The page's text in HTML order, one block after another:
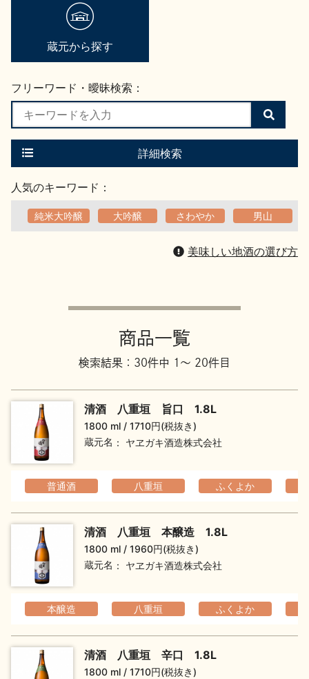
地酒用語集
お楽しみコンテンツ
歳時記 地酒蔵元会検定
地酒小説
日本酒の楽しみ方特集
蔵元から探す
フリーワード・曖昧検索：
検
索
す
詳細検索
人気のキーワード：
純米大吟醸 大吟醸 さわやか 男山
美味しい地酒の選び方
商品一覧
検索結果：30件中 1～ 20件目
清酒 八重垣 旨口 1.8L
1800 ml
1710円(税抜き)
蔵元名
ヤヱガキ酒造株式会社
普通酒 八重垣 ふくよか
清酒 八重垣 本醸造 1.8L
1800 ml
1960円(税抜き)
蔵元名
ヤヱガキ酒造株式会社
本醸造 八重垣 ふくよか
清酒 八重垣 辛口 1.8L
1800 ml
1710円(税抜き)